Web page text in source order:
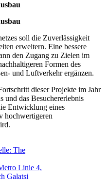
soll die Zuverlässigkeit
erweitern. Eine bessere
den Zugang zu Zielen im
Formen des
und Luftverkehr ergänzen.
dieser Projekte im Jahr
und das Besuchererlebnis
Entwicklung eines
hochwertigeren